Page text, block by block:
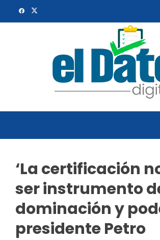
‘La certificación
ser instrumento
dominación y
presidente Petro